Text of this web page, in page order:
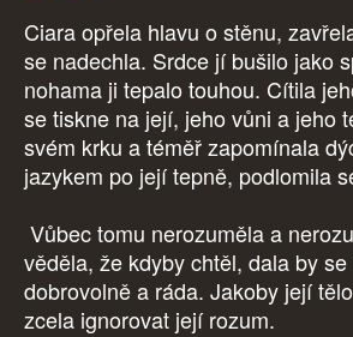
Ciara opřela hlavu o stěnu,
se nadechla. Srdce jí bušilo jako
nohama ji tepalo touhou. Cítila
se tiskne na její, jeho vůni a jeho
svém krku a téměř zapomínala
jazykem po její tepně, podlomila
Vůbec tomu nerozuměla a
věděla, že kdyby chtěl, dala by
dobrovolně a ráda. Jakoby její
zcela ignorovat její rozum.